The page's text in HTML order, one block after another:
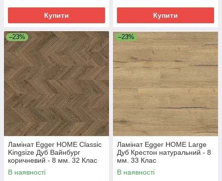
Купити Купити
–23%
Ламінат Egger HOME Classic
Kingsize Дуб Вайнбург
коричневий - 8 мм. 32 Клас
В наявності
–23%
Ламінат Egger HOME Large
Дуб Крестон натуральний - 8
мм. 33 Клас
В наявності